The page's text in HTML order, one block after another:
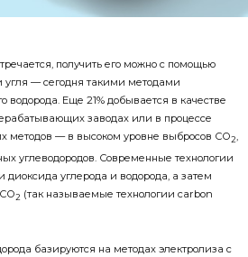
получить его можно с помощью
угля — сегодня такими методами
водорода. Еще 21% добывается в качестве
заводах или в процессе
методов — в высоком уровне выбросов СО2,
углеводородов. Современные технологии
углерода и водорода, а затем
2 (так называемые технологии carbon
базируются на методах электролиза с